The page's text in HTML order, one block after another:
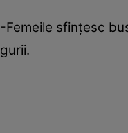
-Femeile sfinţesc
gurii.